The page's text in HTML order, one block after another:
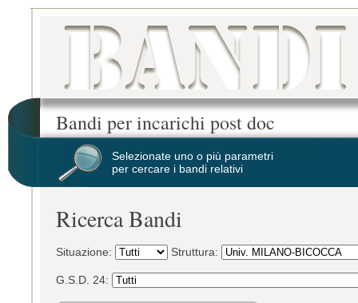
Bandi per incarichi post doc
Selezionate uno o più parametri
per cercare i bandi relativi
Ricerca Bandi
Situazione: Struttura:
G.S.D. 24: